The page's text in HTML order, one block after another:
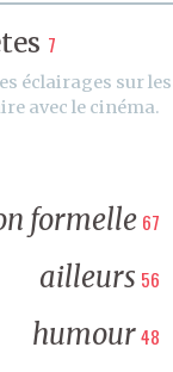
7
éclairages sur les
avec le cinéma.
formelle 67
ailleurs 56
humour48